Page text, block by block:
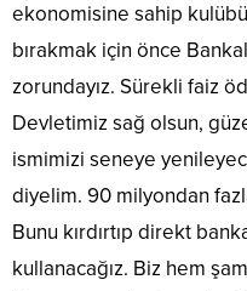
ekonomisine sahip
bırakmak için önce
zorundayız. Sürekli faiz
Devletimiz sağ olsun,
ismimizi seneye
diyelim. 90 milyondan
Bunu kırdırtıp direkt
kullanacağız. Biz hem